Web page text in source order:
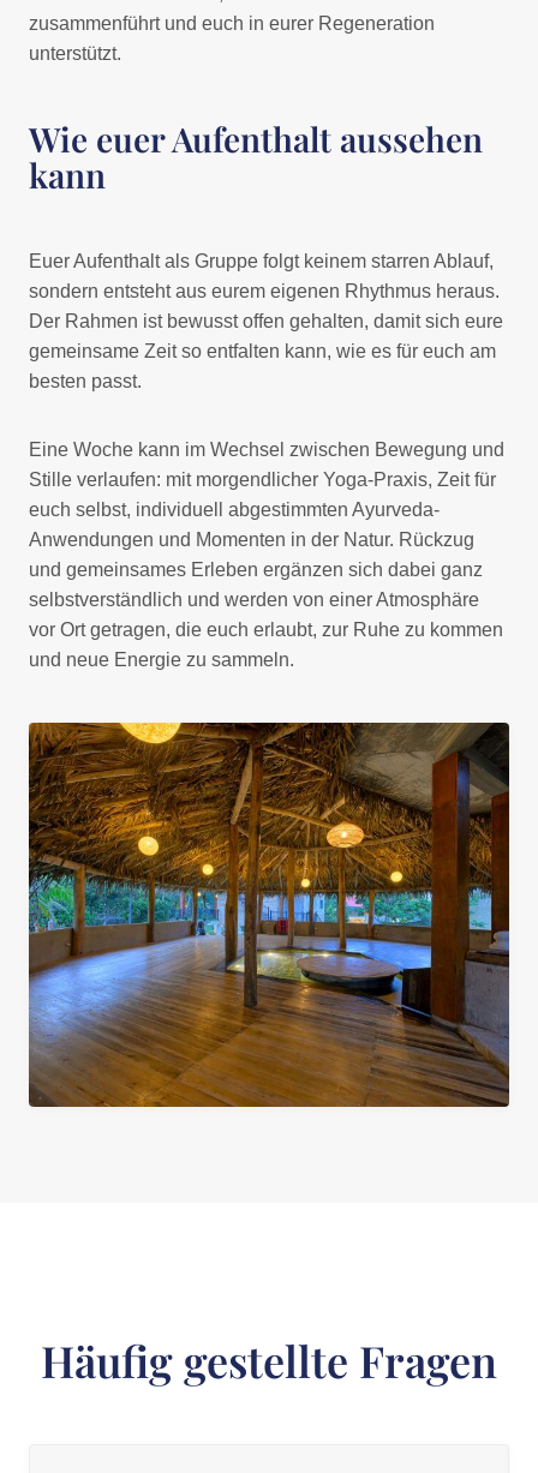
zusammenführt und euch in eurer Regeneration
unterstützt.
Wie euer Aufenthalt aussehen
kann
Euer Aufenthalt als Gruppe folgt keinem starren Ablauf,
sondern entsteht aus eurem eigenen Rhythmus heraus.
Der Rahmen ist bewusst offen gehalten, damit sich eure
gemeinsame Zeit so entfalten kann, wie es für euch am
besten passt.
Eine Woche kann im Wechsel zwischen Bewegung und
Stille verlaufen: mit morgendlicher Yoga-Praxis, Zeit für
euch selbst, individuell abgestimmten Ayurveda-
Anwendungen und Momenten in der Natur. Rückzug
und gemeinsames Erleben ergänzen sich dabei ganz
selbstverständlich und werden von einer Atmosphäre
vor Ort getragen, die euch erlaubt, zur Ruhe zu kommen
und neue Energie zu sammeln.
Häufig gestellte Fragen